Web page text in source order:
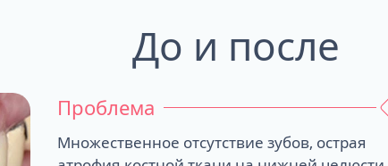
До и после
Проблема
Множественное отсутствие зубов, острая